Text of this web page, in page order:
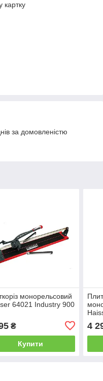
картку
за домовленістю
монорельсовий
64021 Industry 900
₴
Купити
4